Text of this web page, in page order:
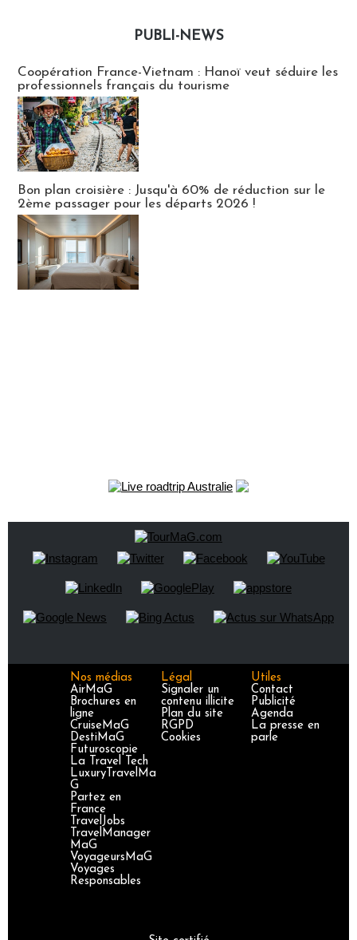
PUBLI-NEWS
Coopération France-Vietnam : Hanoï veut séduire les
professionnels français du tourisme
Bon plan croisière : Jusqu'à 60% de réduction sur le
2ème passager pour les départs 2026 !
Nos médias
AirMaG
Brochures en
ligne
CruiseMaG
DestiMaG
Futuroscopie
La Travel Tech
LuxuryTravelMa
G
Partez en
France
TravelJobs
TravelManager
MaG
VoyageursMaG
Voyages
Responsables
Légal
Signaler un
contenu illicite
Plan du site
RGPD
Cookies
Utiles
Contact
Publicité
Agenda
La presse en
parle